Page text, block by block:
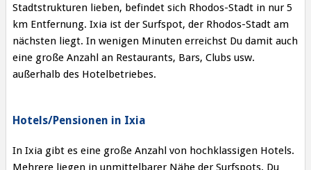
Stadtstrukturen lieben, befindet sich Rhodos-Stadt in nur 5
km Entfernung. Ixia ist der Surfspot, der Rhodos-Stadt am
nächsten liegt. In wenigen Minuten erreichst Du damit auch
eine große Anzahl an Restaurants, Bars, Clubs usw.
außerhalb des Hotelbetriebes.
Hotels/Pensionen in Ixia
In Ixia gibt es eine große Anzahl von hochklassigen Hotels.
Mehrere liegen in unmittelbarer Nähe der Surfspots. Du